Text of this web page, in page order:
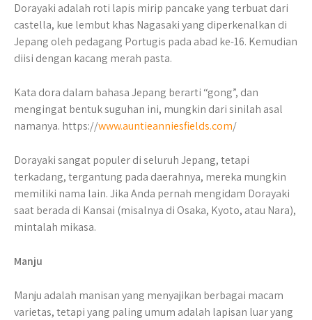
Dorayaki adalah roti lapis mirip pancake yang terbuat dari
castella, kue lembut khas Nagasaki yang diperkenalkan di
Jepang oleh pedagang Portugis pada abad ke-16. Kemudian
diisi dengan kacang merah pasta.
Kata dora dalam bahasa Jepang berarti “gong”, dan
mengingat bentuk suguhan ini, mungkin dari sinilah asal
namanya. https://www.auntieanniesfields.com/
Dorayaki sangat populer di seluruh Jepang, tetapi
terkadang, tergantung pada daerahnya, mereka mungkin
memiliki nama lain. Jika Anda pernah mengidam Dorayaki
saat berada di Kansai (misalnya di Osaka, Kyoto, atau Nara),
mintalah mikasa.
Manju
Manju adalah manisan yang menyajikan berbagai macam
varietas, tetapi yang paling umum adalah lapisan luar yang